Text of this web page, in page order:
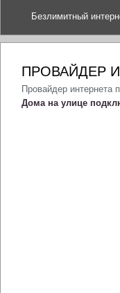
Безлимитный
ПРОВАЙДЕР
Провайдер интернета
Дома на улице